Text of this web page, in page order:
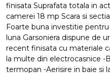
finisata Suprafata totala in
camerei 18 mp Scara si
Foarte buna investitie
luna Garsoniera dispune de
recent finisata cu materiale
la multe din electrocasnice -
termopan -Aerisire in baie si